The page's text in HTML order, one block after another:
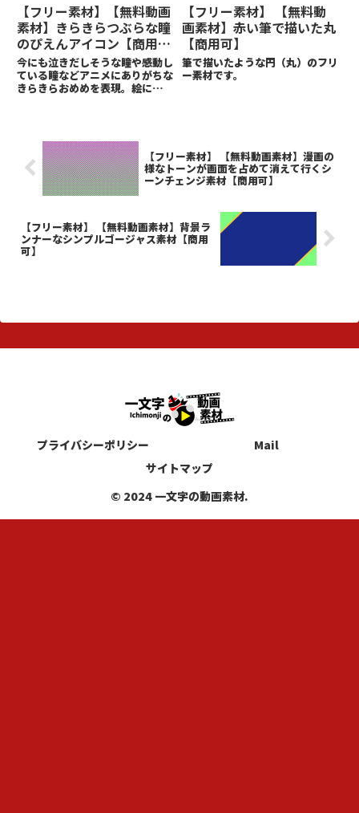
【フリー素材】【無料動画
素材】きらきらつぶらな瞳
のぴえんアイコン【商用
可】
今にも泣きだしそうな瞳や感動し
ている瞳などアニメにありがちな
きらきらおめめを表現。絵に、写
【フリー素材】 【無料動
画素材】赤い筆で描いた丸
【商用可】
筆で描いたような円（丸）のフリ
ー素材です。
【フリー素材】 【無料動画素材】漫画の
様なトーンが画面を占めて消えて行くシ
ーンチェンジ素材【商用可】
【フリー素材】 【無料動画素材】背景ラ
ンナーなシンプルゴージャス素材【商用
可】
プライバシーポリシー
Mail
サイトマップ
© 2024 一文字の動画素材.